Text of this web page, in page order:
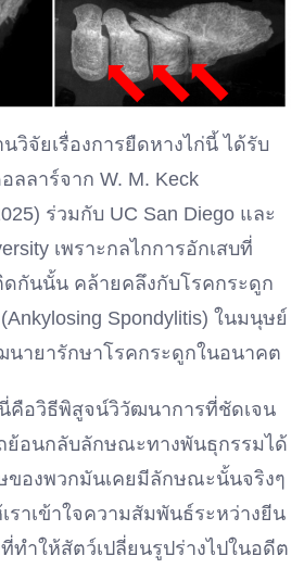
วิจัยเรื่องการยืดหางไก่นี้ ได้รับ
ลาร์จาก W. M. Keck
ร่วมกับ UC San Diego และ
เพราะกลไกการอักเสบที่
กันนั้น คล้ายคลึงกับโรคกระดูก
Spondylitis) ในมนุษย์
นายารักษาโรคกระดูกในอนาคต
นี่คือวิธีพิสูจน์วิวัฒนาการที่ชัดเจน
ย้อนกลับลักษณะทางพันธุกรรมได้
ของพวกมันเคยมีลักษณะนั้นจริงๆ
ราเข้าใจความสัมพันธ์ระหว่างยีน
ทำให้สัตว์เปลี่ยนรูปร่างไปในอดีต